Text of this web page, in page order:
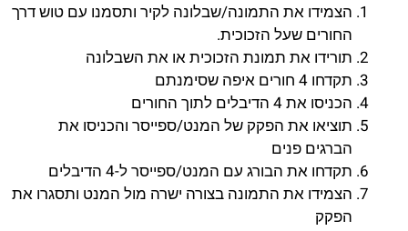
הצמידו את התמונה/שבלונה לקיר ותסמנו עם טוש דרך
החורים שעל הזכוכית.
תורידו את תמונת הזכוכית או את השבלונה
תקדחו 4 חורים איפה שסימנתם
הכניסו את 4 הדיבלים לתוך החורים
תוציאו את הפקק של המנט/ספייסר והכניסו את
הברגים פנים
תקדחו את הבורג עם המנט/ספייסר ל-4 הדיבלים
הצמידו את התמונה בצורה ישרה מול המנט ותסגרו את
הפקק